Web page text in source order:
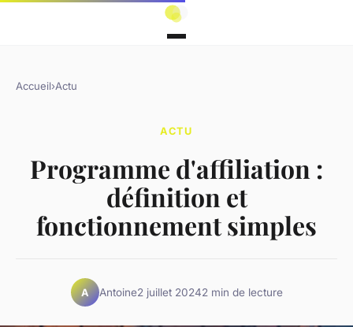
Accueil›Actu
ACTU
Programme d'affiliation :
définition et
fonctionnement simples
A Antoine2 juillet 20242 min de lecture